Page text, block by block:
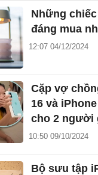
Những
đáng mua
12:07 04/12/2024
Cặp vợ
16 và
cho 2 người
10:50 09/10/2024
Bộ sưu tập